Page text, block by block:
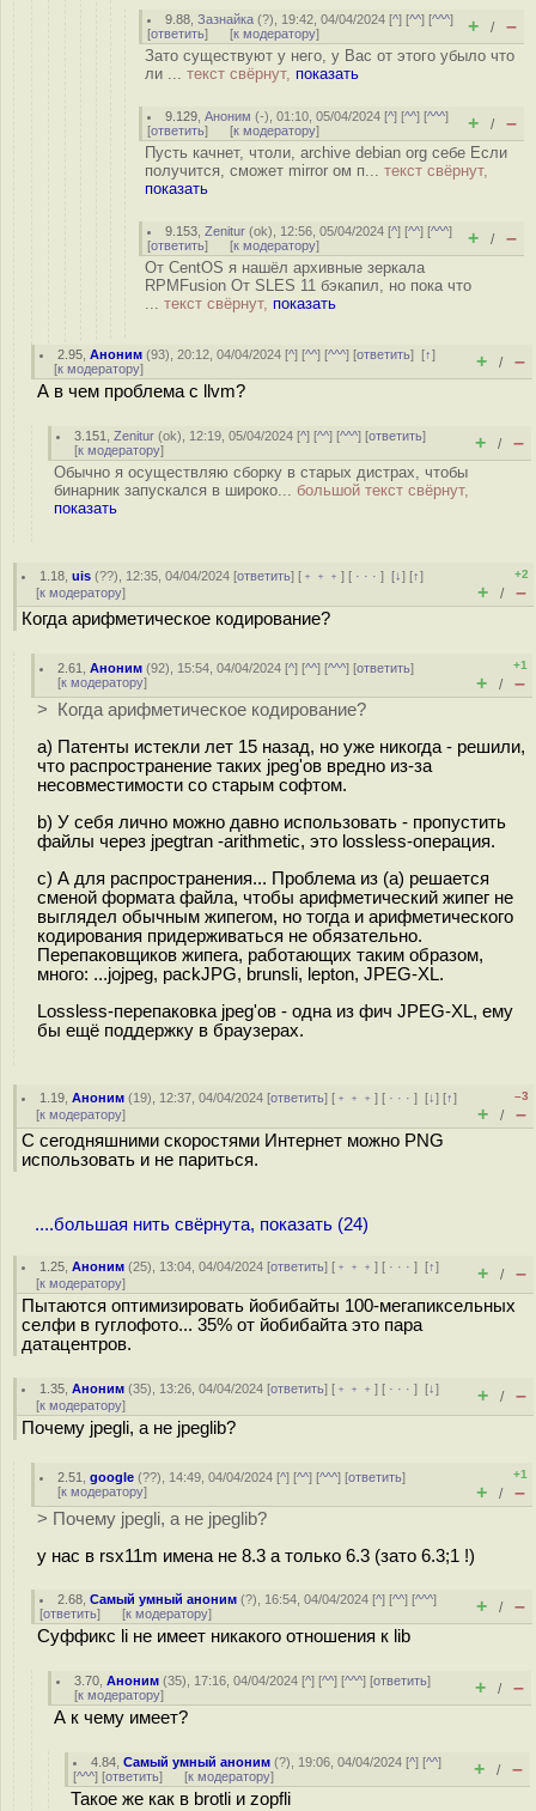
9.88 ,Зазнайка (?), 19:42, 04/04/2024 [^] [^^] [^^^]
[ответить] [к модератору] + / –
Зато существуют у него, у Вас от этого убыло что
ли ... текст свёрнут, показать
9.129 ,Аноним (-), 01:10, 05/04/2024 [^] [^^] [^^^]
[ответить] [к модератору] + / –
Пусть качнет, чтоли, archive debian org себе Если
получится, сможет mirror ом п... текст свёрнут,
показать
9.153 ,Zenitur (ok), 12:56, 05/04/2024 [^] [^^] [^^^]
[ответить] [к модератору] + / –
От CentOS я нашёл архивные зеркала
RPMFusion От SLES 11 бэкапил, но пока что
... текст свёрнут, показать
2.95 ,Аноним (93), 20:12, 04/04/2024 [^] [^^] [^^^] [ответить][↑]
[к модератору] + / –
А в чем проблема с llvm?
3.151 ,Zenitur (ok), 12:19, 05/04/2024 [^] [^^] [^^^] [ответить]
[к модератору] + / –
Обычно я осуществляю сборку в старых дистрах, чтобы
бинарник запускался в широко... большой текст свёрнут,
показать
1.18 ,uis (??), 12:35, 04/04/2024 [ответить] [ ﹢﹢﹢] [ · · ·][↓] [↑]
[к модератору]
+2
+ / –
Когда арифметическое кодирование?
2.61 ,Аноним (92), 15:54, 04/04/2024 [^] [^^] [^^^] [ответить]
[к модератору]
+1
+ / –
> Когда арифметическое кодирование?
a) Патенты истекли лет 15 назад, но уже никогда - решили,
что распространение таких jpeg'ов вредно из-за
несовместимости со старым софтом.
b) У себя лично можно давно использовать - пропустить
файлы через jpegtran -arithmetic, это lossless-операция.
c) А для распространения... Проблема из (a) решается
сменой формата файла, чтобы арифметический жипег не
выглядел обычным жипегом, но тогда и арифметического
кодирования придерживаться не обязательно.
Перепаковщиков жипега, работающих таким образом,
много: ...jojpeg, packJPG, brunsli, lepton, JPEG-XL.
Lossless-перепаковка jpeg'ов - одна из фич JPEG-XL, ему
бы ещё поддержку в браузерах.
1.19 ,Аноним (19), 12:37, 04/04/2024 [ответить] [ ﹢﹢﹢] [ · · ·][↓] [↑]
[к модератору]
–3
+ / –
С сегодняшними скоростями Интернет можно PNG
использовать и не париться.
....большая нить свёрнута, показать (24)
1.25 ,Аноним (25), 13:04, 04/04/2024 [ответить] [ ﹢﹢﹢] [ · · ·][↑]
[к модератору] + / –
Пытаются оптимизировать йобибайты 100-мегапиксельных
селфи в гуглофото... 35% от йобибайта это пара
датацентров.
1.35 ,Аноним (35), 13:26, 04/04/2024 [ответить] [ ﹢﹢﹢] [ · · ·][↓]
[к модератору] + / –
Почему jpegli, а не jpeglib?
2.51 ,google (??), 14:49, 04/04/2024 [^] [^^] [^^^] [ответить]
[к модератору]
+1
+ / –
> Почему jpegli, а не jpeglib?
у нас в rsx11m имена не 8.3 а только 6.3 (зато 6.3;1 !)
2.68 ,Самый умный аноним (?), 16:54, 04/04/2024 [^] [^^] [^^^]
[ответить] [к модератору] + / –
Суффикс li не имеет никакого отношения к lib
3.70 ,Аноним (35), 17:16, 04/04/2024 [^] [^^] [^^^] [ответить]
[к модератору] + / –
А к чему имеет?
4.84 ,Самый умный аноним (?), 19:06, 04/04/2024 [^] [^^]
[^^^] [ответить] [к модератору] + / –
Такое же как в brotli и zopfli